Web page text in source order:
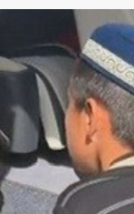
方發布相關資
河一帶本就是野生
活動區域。當地
群活動，也能
所，並透過紅外
是國際自然保育
內的野生亞洲象
普洱及臨滄等地
見。不過，野
通常約18個月左
在剛開始獨立
可能共同活動
離開
是狩獵技巧、地
，都還在學習階
獵物，也能互相
，提高成功存活
，牠們便會各自
圍，恢復雪豹一
直呼「太不可思
其實是在協助
於大型貓科動
隻虎寶寶均已
，事件發生於8
北虎在展示區
。然而，由於其
掉落，意外跌入
時身上仍拖著約
有任何行動能力
擔心幼虎恐遭獅